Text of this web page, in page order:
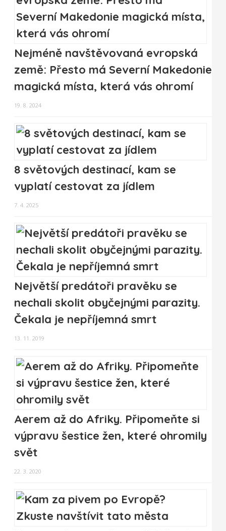
Nejméně navštěvovaná evropská
země: Přesto má Severní Makedonie
magická místa, která vás ohromí
19. 8. 2024
8 světových destinací, kam se
vyplatí cestovat za jídlem
7. 4. 2025
Největší predátoři pravěku se
nechali skolit obyčejnými parazity.
Čekala je nepříjemná smrt
13. 11. 2019
Aerem až do Afriky. Připomeňte si
výpravu šestice žen, které ohromily
svět
22. 3. 2020